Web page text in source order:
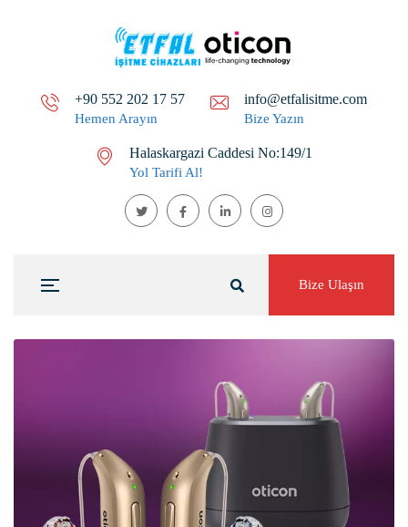
+90 552 202 17 57
Hemen Arayın
info@etfalisitme.com
Bize Yazın
Halaskargazi Caddesi No:149/1
Yol Tarifi Al!
Bize Ulaşın